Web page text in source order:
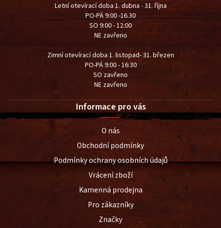
Letní otevírací doba 1. dubna - 31. října
PO-PÁ 9:00 -16.30
SO 9:00 - 12:00
NE zavřeno
Zimní otevírací doba 1. listopad- 31. březen
PO-PÁ 9:00 - 16:30
SO zavřeno
NE zavřeno
Informace pro vás
O nás
Obchodní podmínky
Podmínky ochrany osobních údajů
Vrácení zboží
Kamenná prodejna
Pro zákazníky
Značky